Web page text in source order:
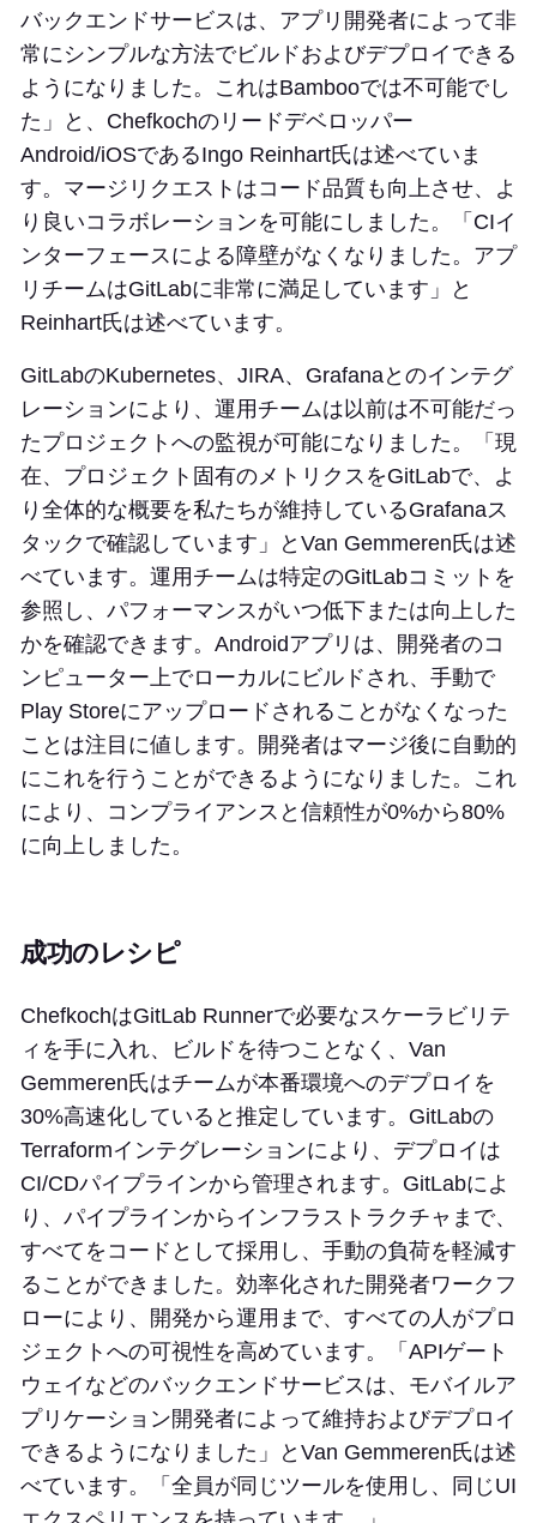
バックエンドサービスは、アプリ開発者によって非
常にシンプルな方法でビルドおよびデプロイできる
ようになりました。これはBambooでは不可能でし
た」と、Chefkochのリードデベロッパー
Android/iOSであるIngo Reinhart氏は述べていま
す。マージリクエストはコード品質も向上させ、よ
り良いコラボレーションを可能にしました。「CIイ
ンターフェースによる障壁がなくなりました。アプ
リチームはGitLabに非常に満足しています」と
Reinhart氏は述べています。
GitLabのKubernetes、JIRA、Grafanaとのインテグ
レーションにより、運用チームは以前は不可能だっ
たプロジェクトへの監視が可能になりました。「現
在、プロジェクト固有のメトリクスをGitLabで、よ
り全体的な概要を私たちが維持しているGrafanaス
タックで確認しています」とVan Gemmeren氏は述
べています。運用チームは特定のGitLabコミットを
参照し、パフォーマンスがいつ低下または向上した
かを確認できます。Androidアプリは、開発者のコ
ンピューター上でローカルにビルドされ、手動で
Play Storeにアップロードされることがなくなった
ことは注目に値します。開発者はマージ後に自動的
にこれを行うことができるようになりました。これ
により、コンプライアンスと信頼性が0%から80%
に向上しました。
成功のレシピ
ChefkochはGitLab Runnerで必要なスケーラビリテ
ィを手に入れ、ビルドを待つことなく、Van
Gemmeren氏はチームが本番環境へのデプロイを
30%高速化していると推定しています。GitLabの
Terraformインテグレーションにより、デプロイは
CI/CDパイプラインから管理されます。GitLabによ
り、パイプラインからインフラストラクチャまで、
すべてをコードとして採用し、手動の負荷を軽減す
ることができました。効率化された開発者ワークフ
ローにより、開発から運用まで、すべての人がプロ
ジェクトへの可視性を高めています。「APIゲート
ウェイなどのバックエンドサービスは、モバイルア
プリケーション開発者によって維持およびデプロイ
できるようになりました」とVan Gemmeren氏は述
べています。「全員が同じツールを使用し、同じUI